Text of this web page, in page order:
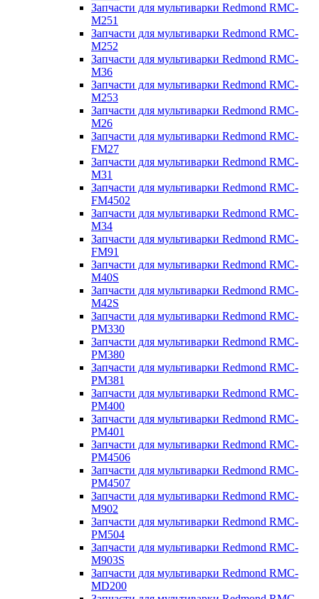
Запчасти для мультиварки Redmond RMC-
M251
Запчасти для мультиварки Redmond RMC-
M252
Запчасти для мультиварки Redmond RMC-
M36
Запчасти для мультиварки Redmond RMC-
M253
Запчасти для мультиварки Redmond RMC-
M26
Запчасти для мультиварки Redmond RMC-
FM27
Запчасти для мультиварки Redmond RMC-
M31
Запчасти для мультиварки Redmond RMC-
FM4502
Запчасти для мультиварки Redmond RMC-
M34
Запчасти для мультиварки Redmond RMC-
FM91
Запчасти для мультиварки Redmond RMC-
M40S
Запчасти для мультиварки Redmond RMC-
M42S
Запчасти для мультиварки Redmond RMC-
PM330
Запчасти для мультиварки Redmond RMC-
PM380
Запчасти для мультиварки Redmond RMC-
PM381
Запчасти для мультиварки Redmond RMC-
PM400
Запчасти для мультиварки Redmond RMC-
PM401
Запчасти для мультиварки Redmond RMC-
PM4506
Запчасти для мультиварки Redmond RMC-
PM4507
Запчасти для мультиварки Redmond RMC-
M902
Запчасти для мультиварки Redmond RMC-
PM504
Запчасти для мультиварки Redmond RMC-
M903S
Запчасти для мультиварки Redmond RMC-
MD200